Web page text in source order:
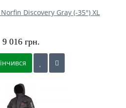
Discovery Gray (-35°) XL
9 016 грн.